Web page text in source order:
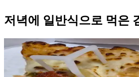
저녁에 일반식으로 먹은